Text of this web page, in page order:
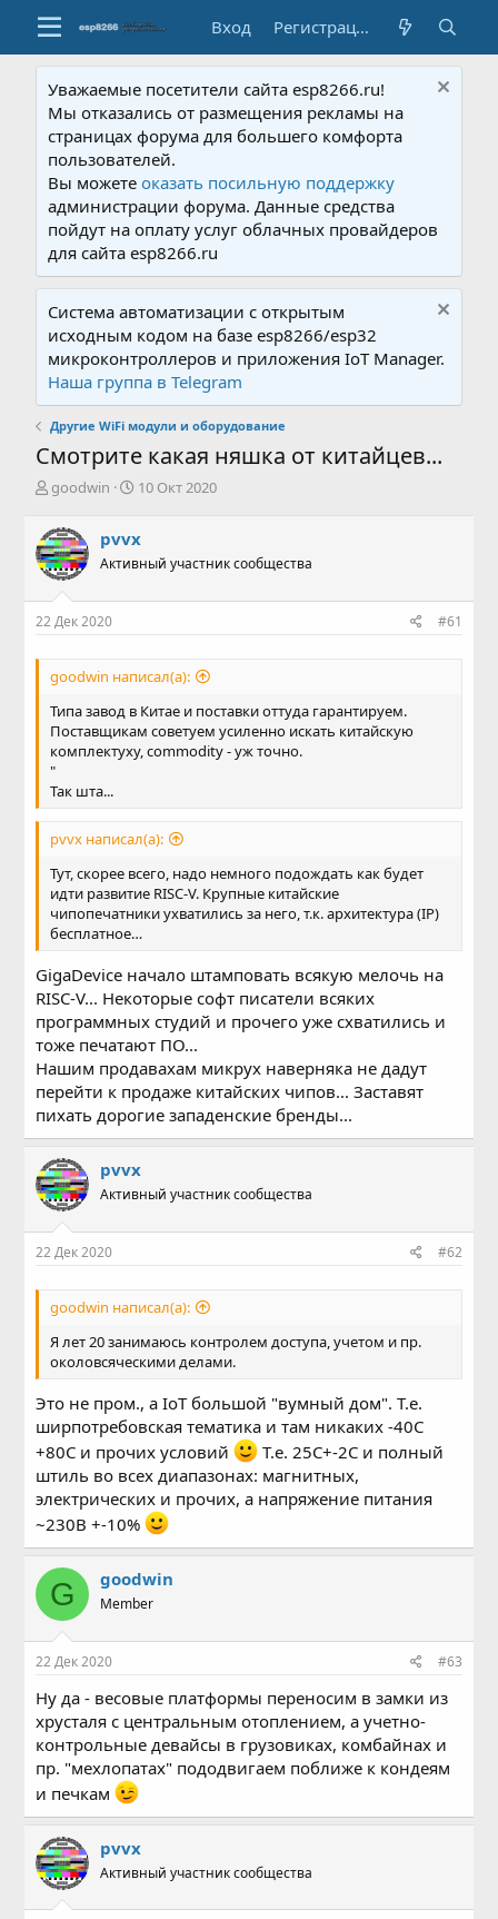
Вход Регистрация
Уважаемые посетители сайта esp8266.ru!
Мы отказались от размещения рекламы на
страницах форума для большего комфорта
пользователей.
Вы можетеоказать посильную поддержку
администрации форума. Данные средства
пойдут на оплату услуг облачных провайдеров
для сайта esp8266.ru
Система автоматизации с открытым
исходным кодом на базе esp8266/esp32
микроконтроллеров и приложения IoT Manager.
Наша группа в Telegram
Другие WiFi модули и оборудование
Смотрите какая няшка от китайцев...
А
т
о
р
т
е
м
goodwin
Д
а
н
ч
10 Окт 2020
pvvx
Активный участник сообщества
22 Дек 2020 #61
goodwin написал(а):
Типа завод в Китае и поставки оттуда гарантируем.
Поставщикам советуем усиленно искать китайскую
комплектуху, commodity - уж точно.
"
Так шта...
pvvx написал(а):
Тут, скорее всего, надо немного подождать как будет
идти развитие RISC-V. Крупные китайские
чипопечатники ухватились за него, т.к. архитектура (IP)
бесплатное…
GigaDevice начало штамповать всякую мелочь на
RISC-V... Некоторые софт писатели всяких
программных студий и прочего уже схватились и
тоже печатают ПО...
Нашим продавахам микрух наверняка не дадут
перейти к продаже китайских чипов... Заставят
пихать дорогие западенские бренды...
pvvx
Активный участник сообщества
22 Дек 2020 #62
goodwin написал(а):
Я лет 20 занимаюсь контролем доступа, учетом и пр.
околовсяческими делами.
Это не пром., а IoT большой "вумный дом". Т.е.
ширпотребовская тематика и там никаких -40C
+80C и прочих условий
Т.е. 25С+-2С и полный
штиль во всех диапазонах: магнитных,
электрических и прочих, а напряжение питания
~230В +-10%
G goodwin
Member
22 Дек 2020 #63
Ну да - весовые платформы переносим в замки из
хрусталя с центральным отоплением, а учетно-
контрольные девайсы в грузовиках, комбайнах и
пр. "мехлопатах" пододвигаем поближе к кондеям
и печкам
pvvx
Активный участник сообщества